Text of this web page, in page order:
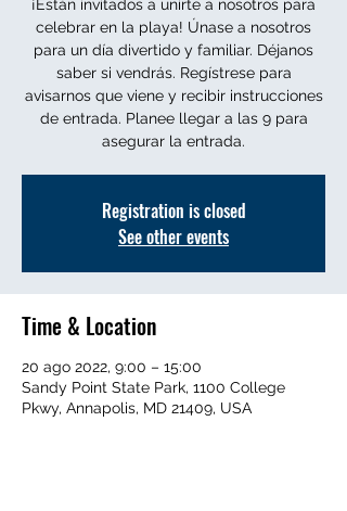
¡Están invitados a unirte a nosotros para
celebrar en la playa! Únase a nosotros
para un día divertido y familiar. Déjanos
saber si vendrás. Regístrese para
avisarnos que viene y recibir instrucciones
de entrada. Planee llegar a las 9 para
asegurar la entrada.
Registration is closed
See other events
Time & Location
20 ago 2022, 9:00 – 15:00
Sandy Point State Park, 1100 College
Pkwy, Annapolis, MD 21409, USA